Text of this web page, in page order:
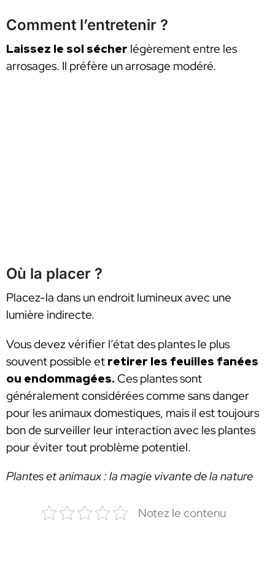
Comment l’entretenir ?
Laissez le sol sécher légèrement entre les
arrosages. Il préfère un arrosage modéré.
Où la placer ?
Placez-la dans un endroit lumineux avec une
lumière indirecte.
Vous devez vérifier l’état des plantes le plus
souvent possible et retirer les feuilles fanées
ou endommagées. Ces plantes sont
généralement considérées comme sans danger
pour les animaux domestiques, mais il est toujours
bon de surveiller leur interaction avec les plantes
pour éviter tout problème potentiel.
Plantes et animaux : la magie vivante de la nature
Notez le contenu